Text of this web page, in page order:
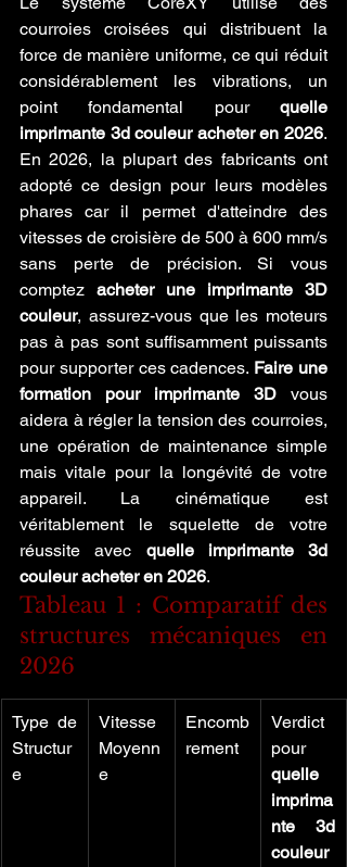
courroies croisées qui distribuent la
force de manière uniforme, ce qui réduit
considérablement les vibrations, un
point fondamental pour quelle
imprimante 3d couleur acheter en 2026.
En 2026, la plupart des fabricants ont
adopté ce design pour leurs modèles
phares car il permet d'atteindre des
vitesses de croisière de 500 à 600 mm/s
sans perte de précision. Si vous
comptez acheter une imprimante 3D
couleur, assurez-vous que les moteurs
pas à pas sont suffisamment puissants
pour supporter ces cadences. Faire une
formation pour imprimante 3D vous
aidera à régler la tension des courroies,
une opération de maintenance simple
mais vitale pour la longévité de votre
appareil. La cinématique est
véritablement le squelette de votre
réussite avec quelle imprimante 3d
couleur acheter en 2026.
Tableau 1 : Comparatif des
structures mécaniques en
2026
Type de
Structur
e
Vitesse
Moyenn
e
Encomb
rement
Verdict
pour
quelle
imprima
nte 3d
couleur